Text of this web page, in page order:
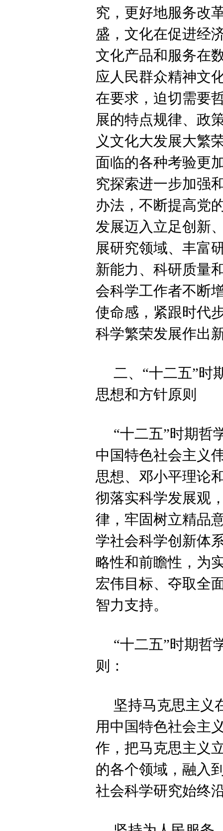
究，更好地服务改
盛，文化在促进经
文化产品和服务在
应人民群众精神文
在要求，迫切需要
展的特点规律、政
义文化大发展大繁
面临的各种考验更
究探索进一步加强
办法，不断提高党
发展迈入立足创新
展研究领域、丰富
新能力、科研质量
会科学工作者不断
使命感，紧跟时代
科学繁荣发展作出
二、“十二五”时
思想和方针原则
“十二五”时期哲
中国特色社会主义
思想、邓小平理论
彻落实科学发展观
律，牢固树立精品
学社会科学创新体
略性和前瞻性，为
宏伟目标、夺取全
智力支持。
“十二五”时期哲
则：
坚持马克思主义
用中国特色社会主
作，把马克思主义
的各个领域，融入
社会科学研究始终